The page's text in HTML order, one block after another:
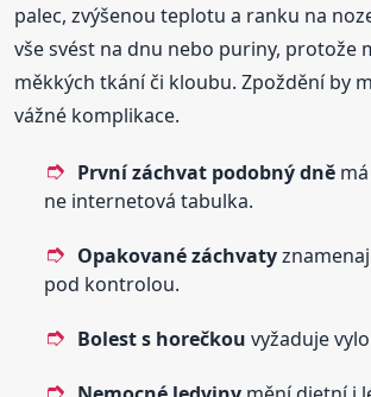
palec, zvýšenou teplotu a ranku na
vše svést na dnu nebo puriny, protože
měkkých tkání či kloubu. Zpoždění by
vážné komplikace.
První záchvat podobný dně
ne internetová tabulka.
Opakované záchvaty
pod kontrolou.
Bolest s horečkou vyžaduje